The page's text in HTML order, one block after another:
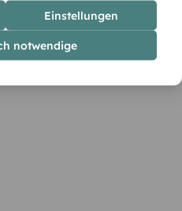
Einstellungen
notwendige